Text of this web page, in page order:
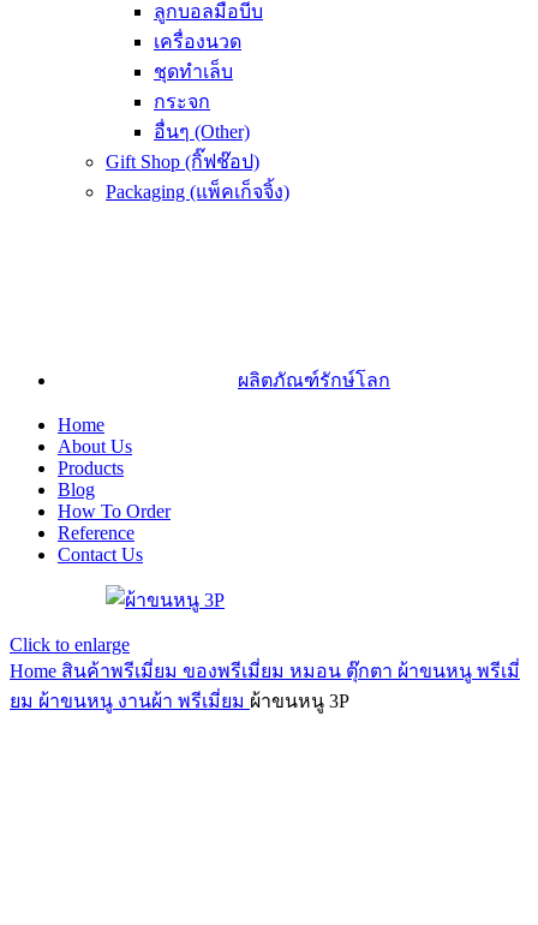
ลูกบอลมือบีบ
เครื่องนวด
ชุดทำเล็บ
กระจก
อื่นๆ (Other)
Gift Shop (กิ๊ฟช๊อป)
Packaging (แพ็คเก็จจิ้ง)
ผลิตภัณฑ์รักษ์โลก
Home
About Us
Products
Blog
How To Order
Reference
Contact Us
Click to enlarge
Home สินค้าพรีเมี่ยม ของพรีเมี่ยม หมอน ตุ๊กตา ผ้าขนหนู พรีเมี่
ยม ผ้าขนหนู งานผ้า พรีเมี่ยม ผ้าขนหนู 3P